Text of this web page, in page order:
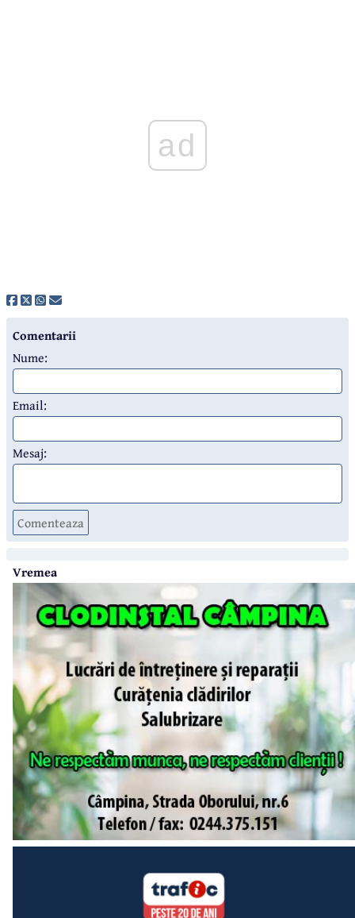
ad
Comentarii
Nume:
Email:
Mesaj:
Comenteaza
Vremea